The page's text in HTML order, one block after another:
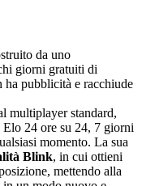
da uno
giorni gratuiti di
ha pubblicità e racchiude
multiplayer standard,
Elo 24 ore su 24, 7 giorni
momento. La sua
Blink, in cui ottieni
mettendo alla